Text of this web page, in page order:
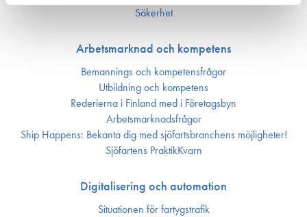
Säkerhet
Arbetsmarknad och kompetens
Bemannings och kompetens­frågor
Utbildning och kompetens
Rederierna i Finland med i Företagsbyn
Arbetsmarknadsfrågor
Ship Happens: Bekanta dig med sjöfartsbranchens möjligheter!
Sjöfartens PraktikKvarn
Digitalisering och automation
Situationen för fartygstrafik